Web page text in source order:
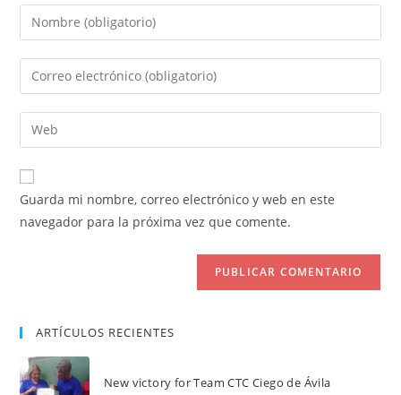
Introduce
tu
nombre
de
usuario
para
comentar
Introduce
tu
dirección
de
electrónico
para
comentar
Introduce
la
URL
de
Guarda mi nombre, correo electrónico y web en este
navegador para la próxima vez que comente.
ARTÍCULOS RECIENTES
New victory for Team CTC Ciego de Ávila